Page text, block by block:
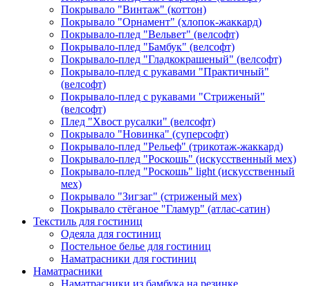
Покрывало "Винтаж" (коттон)
Покрывало "Орнамент" (хлопок-жаккард)
Покрывало-плед "Вельвет" (велсофт)
Покрывало-плед "Бамбук" (велсофт)
Покрывало-плед "Гладкокрашеный" (велсофт)
Покрывало-плед с рукавами "Практичный"
(велсофт)
Покрывало-плед с рукавами "Стриженый"
(велсофт)
Плед "Хвост русалки" (велсофт)
Покрывало "Новинка" (суперсофт)
Покрывало-плед "Рельеф" (трикотаж-жаккард)
Покрывало-плед "Роскошь" (искусственный мех)
Покрывало-плед "Роскошь" light (искусственный
мех)
Покрывало "Зигзаг" (стриженый мех)
Покрывало стёганое "Гламур" (атлас-сатин)
Текстиль для гостиниц
Одеяла для гостиниц
Постельное белье для гостиниц
Наматрасники для гостиниц
Наматрасники
Наматрасники из бамбука на резинке